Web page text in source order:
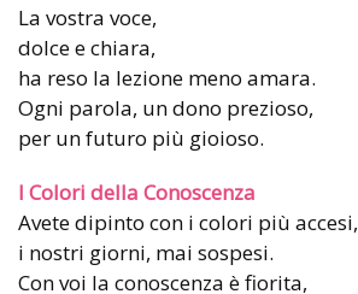
La vostra voce,
dolce e chiara,
ha reso la lezione meno amara.
Ogni parola, un dono prezioso,
per un futuro più gioioso.
I Colori della Conoscenza
Avete dipinto con i colori più accesi,
i nostri giorni, mai sospesi.
Con voi la conoscenza è fiorita,